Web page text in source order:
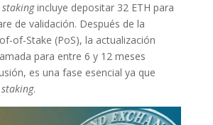
stakingincluye depositar 32 ETH para
de validación. Después de la
of-Stake (PoS), la actualización
para entre 6 y 12 meses
es una fase esencial ya que
staking.